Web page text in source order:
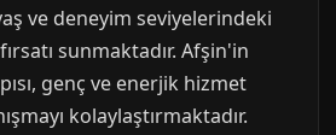
ve deneyim seviyelerindeki
sunmaktadır. Afşin'in
genç ve enerjik hizmet
kolaylaştırmaktadır.